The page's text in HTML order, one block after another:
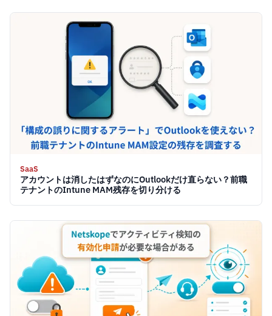
SaaS
アカウントは消したはずなのにOutlookだけ直らない？前職
テナントのIntune MAM残存を切り分ける